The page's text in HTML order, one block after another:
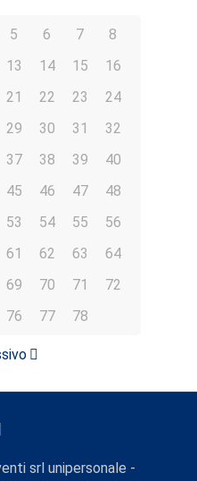
5 6 7
8
13 14 15
16
21 22 23
24
29 30 31
32
37 38 39
40
45 46 47
48
53 54 55
56
61 62 63
64
69 70 71
72
76 77 78
srl unipersonale -